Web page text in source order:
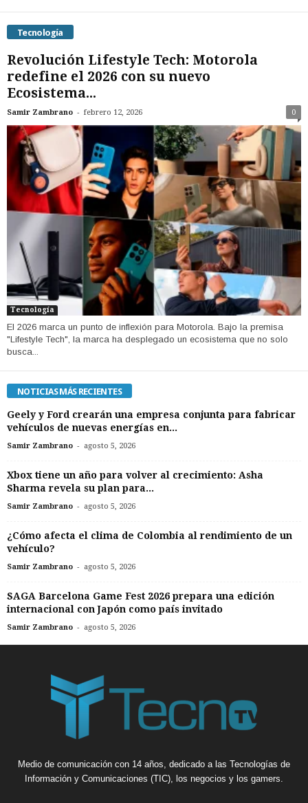
Tecnología
Revolución Lifestyle Tech: Motorola
redefine el 2026 con su nuevo
Ecosistema...
Samir Zambrano - febrero 12, 2026 0
Tecnología
​El 2026 marca un punto de inflexión para Motorola. Bajo la premisa
"Lifestyle Tech", la marca ha desplegado un ecosistema que no solo
busca...
NOTICIAS MÁS RECIENTES
Geely y Ford crearán una empresa conjunta para fabricar
vehículos de nuevas energías en...
Samir Zambrano - agosto 5, 2026
Xbox tiene un año para volver al crecimiento: Asha
Sharma revela su plan para...
Samir Zambrano - agosto 5, 2026
¿Cómo afecta el clima de Colombia al rendimiento de un
vehículo?
Samir Zambrano - agosto 5, 2026
SAGA Barcelona Game Fest 2026 prepara una edición
internacional con Japón como país invitado
Samir Zambrano - agosto 5, 2026
Medio de comunicación con 14 años, dedicado a las Tecnologías de
Información y Comunicaciones (TIC), los negocios y los gamers.